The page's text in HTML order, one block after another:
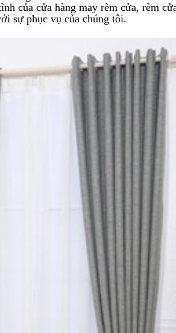
của cửa hàng may rèm cửa, rèm
sự phục vụ của chúng tôi.